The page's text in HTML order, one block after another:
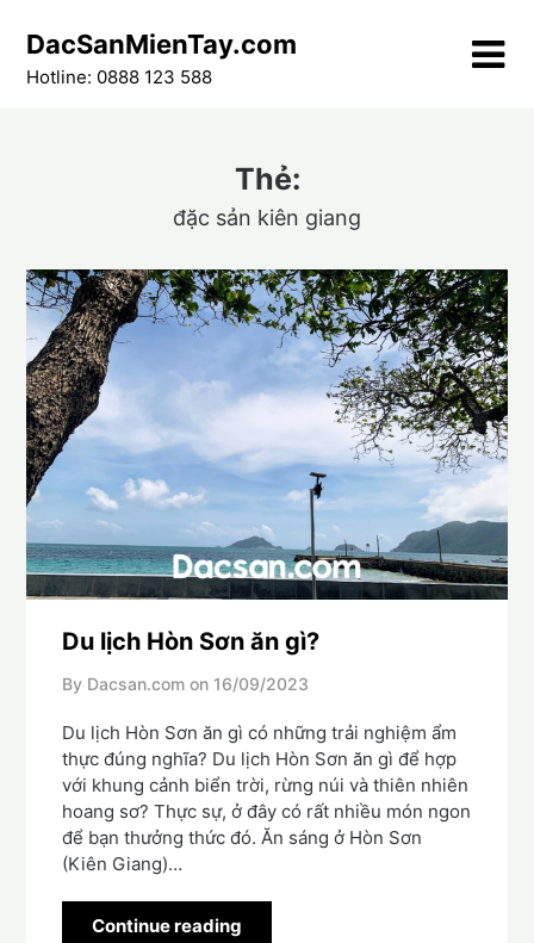
content
DacSanMienTay.com
Hotline: 0888 123 588
Thẻ:
đặc sản kiên giang
Du lịch Hòn Sơn ăn gì?
By Dacsan.com on 16/09/2023
Du lịch Hòn Sơn ăn gì có những trải nghiệm ẩm
thực đúng nghĩa? Du lịch Hòn Sơn ăn gì để hợp
với khung cảnh biển trời, rừng núi và thiên nhiên
hoang sơ? Thực sự, ở đây có rất nhiều món ngon
để bạn thưởng thức đó. Ăn sáng ở Hòn Sơn
(Kiên Giang)…
Continue reading